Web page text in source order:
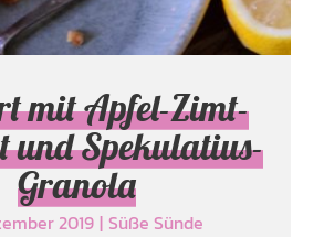
mit Apfel-Zimt-
und Spekulatius-
Granola
2019 | Süße Sünde